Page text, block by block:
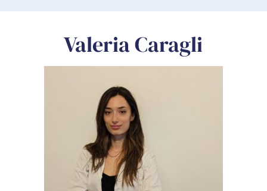
Valeria Caragli